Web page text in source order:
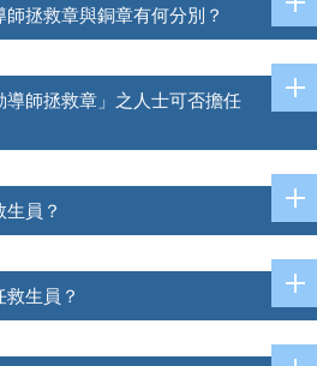
拯救章與銅章有何分別？
導師拯救章」之人士可否擔任
員？
生員？